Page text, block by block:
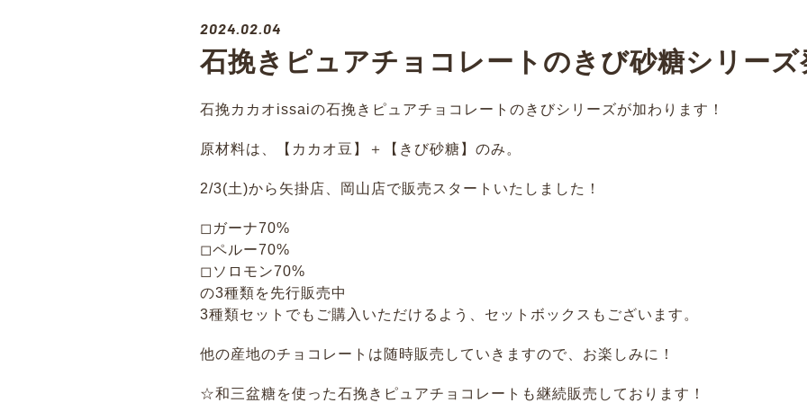
2024.02.04
石挽きピュアチョコレートのきび砂糖シリーズ
石挽カカオissaiの石挽きピュアチョコレートのきびシリーズが加わります！
原材料は、【カカオ豆】＋【きび砂糖】のみ。
2/3(土)から矢掛店、岡山店で販売スタートいたしました！
◻︎ガーナ70%
◻︎ペルー70%
◻︎ソロモン70%
の3種類を先行販売中
3種類セットでもご購入いただけるよう、セットボックスもございます。
他の産地のチョコレートは随時販売していきますので、お楽しみに！
☆和三盆糖を使った石挽きピュアチョコレートも継続販売しております！